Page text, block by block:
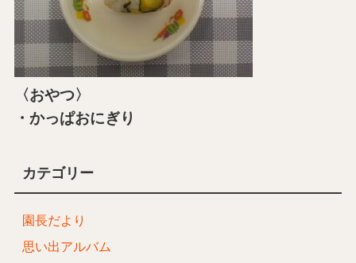
〈おやつ〉
・かっぱおにぎり
カテゴリー
園長だより
思い出アルバム